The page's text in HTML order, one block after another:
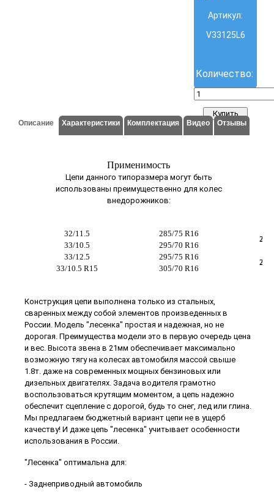
Артикул:
V33125L6
Количество:
Описание Характеристики Комплектация Видео Отзывы
Применимость
Цепи данного типоразмера могут быть
использованы преимущественно для колес
внедорожников:
32/11.5
33/10.5
33/12.5
33/10.5 R15
285/75 R16
295/70 R16
295/75 R16
305/70 R16
Конструкция цепи выполнена только из стальных,
сваренных между собой элементов произведенных в
России. Модель "лесенка" простая и надежная, но не
дорогая. Преимущества модели это в первую очередь цена
и вес. Высота звена в 21мм обеспечивает максимально
возможную тягу на колесах автомобиля массой свыше
1.8т. даже на современных мощных бензиновых или
дизельных двигателях. Задача водителя грамотно
воспользоваться крутящим моментом, а цепь надежно
обеспечит сцепление с дорогой, будь то снег, лед или глина.
Мы предлагаем бюджетный вариант цепи не в ущерб
качеству! И даже цепь "лесенка" учитывает особенности
использования в России.
"Лесенка" оптимальна для:
- Заднеприводный автомобиль